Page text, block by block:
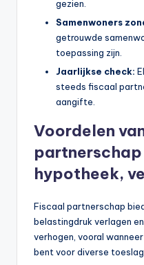
gezien.
Samenwoners
getrouwde
toepassing zijn.
Jaarlijkse check:
steeds fiscaal
aangifte.
Voordelen
hypotheek,
Fiscaal partnerschap
belastingdruk verlagen
verhogen, vooral
bent voor diverse